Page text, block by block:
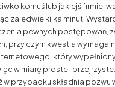
komuś lub jakiejś
zaledwie kilka minut.
pewnych postępowań,
przy czym kwestia
który
w miarę proste i
w przypadku składnia